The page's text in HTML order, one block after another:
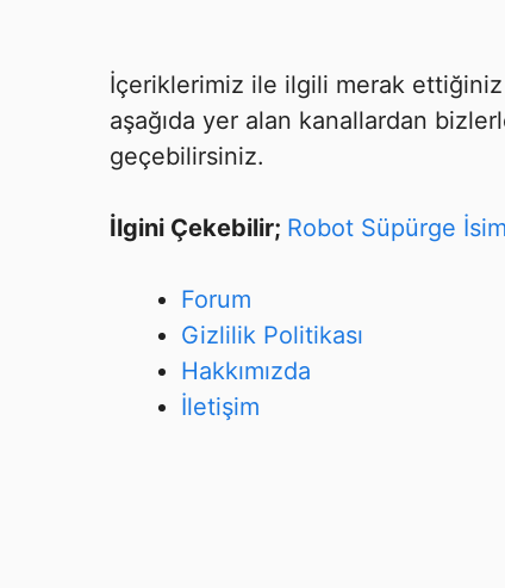
İçeriklerimiz ile ilgili merak ettiğiniz
aşağıda yer alan kanallardan
geçebilirsiniz.
İlgini Çekebilir; Robot Süpürge
Forum
Gizlilik Politikası
Hakkımızda
İletişim